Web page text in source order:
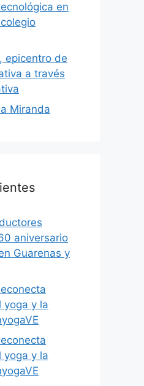
en
epicentro de
a través
Miranda
aniversario
Guarenas y
yoga y la
yoga y la